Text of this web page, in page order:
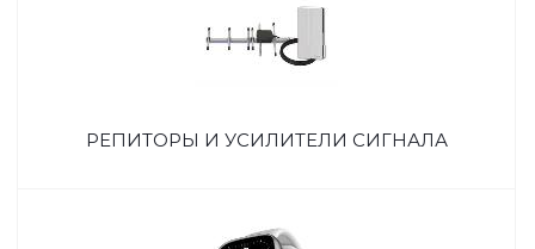
РЕПИТОРЫ И УСИЛИТЕЛИ СИГНАЛА